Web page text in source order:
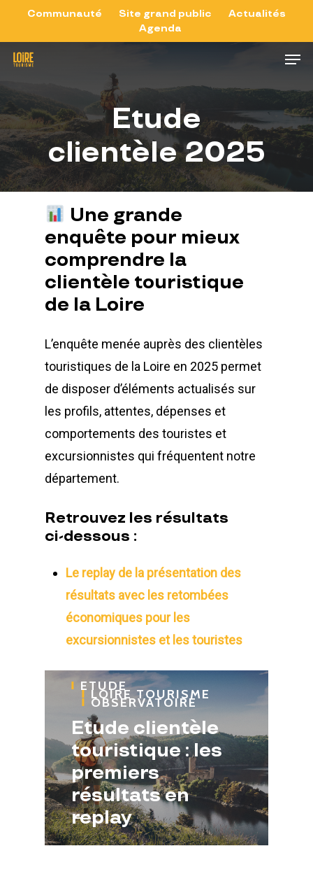
main
Communauté Site grand public
Actualités
Agenda
Etude
clientèle 2025
Une grande
enquête pour mieux
comprendre la
clientèle touristique
de la Loire
L’enquête menée auprès des clientèles
touristiques de la Loire en 2025 permet
de disposer d’éléments actualisés sur
les profils, attentes, dépenses et
comportements des touristes et
excursionnistes qui fréquentent notre
département.
Retrouvez les résultats
ci-dessous :
Le replay de la présentation des
résultats avec les retombées
économiques pour les
excursionnistes et les touristes
ETUDE
LOIRE TOURISME
OBSERVATOIRE
Etude clientèle
touristique : les
premiers
résultats en
replay
Close
Menu